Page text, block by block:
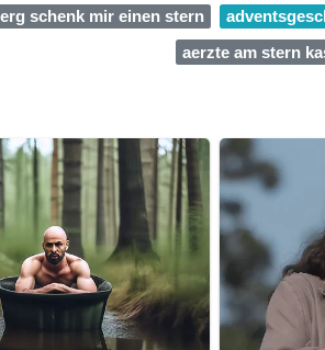
schenk mir einen stern
aerzte am stern